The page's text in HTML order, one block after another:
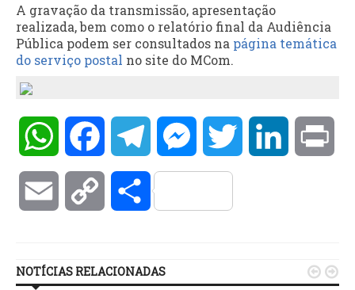
A gravação da transmissão, apresentação
realizada, bem como o relatório final da Audiência
Pública podem ser consultados na página temática
do serviço postal no site do MCom.
WhatsAppFacebookTelegramMessengerTwitter LinkedIn
Email Copy Compartilhar
NOTÍCIAS RELACIONADAS  